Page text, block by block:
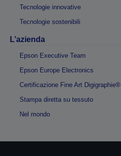
Tecnologie innovative
Tecnologie sostenibili
L’azienda
Epson Executive Team
Epson Europe Electronics
Certificazione Fine Art Digigraphie®
Stampa diretta su tessuto
Nel mondo